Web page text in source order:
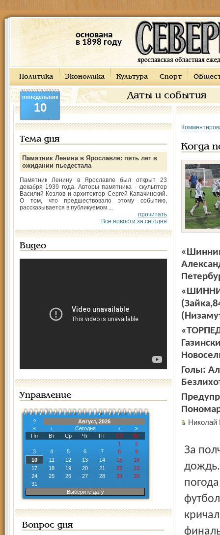
основана
в 1898 году
Политика Экономика Культура Спорт
Даты и события
понедельник
10
Тема дня
Памятник Ленина в Ярославле: пять лет в
ожидании пьедестала
Памятник Ленину в Ярославле был открыт 23
декабря 1939 года. Авторы памятника - скульптор
Василий Козлов и архитектор Сергей Капачинский.
О том, что предшествовало этому событию,
рассказывается в публикуемом ...
прочитать
Все новости за сегодня
Видео
Управление
?
Август, 2026
«
‹ Сегодня ›
»
Пн
Вт Ср Чт Пт Сб
Вс
1
2
3
4 5 6 7 8
9
10
11 12 13 14 15
16
17
18 19 20 21 22
23
24
25 26 27 28 29
30
31
Выберите дату
Вопрос дня
Когда
Голы:
За полчаса до начала игры в Ярославле накрапывал